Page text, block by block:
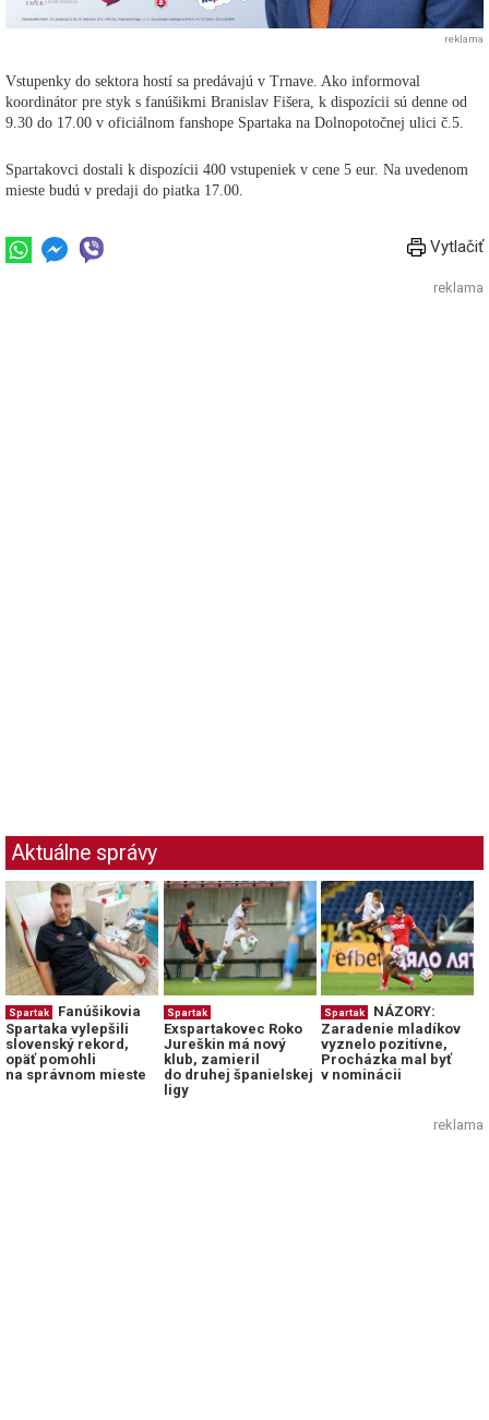
reklama
Vstupenky do sektora hostí sa predávajú v Trnave. Ako informoval
koordinátor pre styk s fanúšikmi Branislav Fišera, k dispozícii sú denne od
9.30 do 17.00 v oficiálnom fanshope Spartaka na Dolnopotočnej ulici č.5.
Spartakovci dostali k dispozícii 400 vstupeniek v cene 5 eur. Na uvedenom
mieste budú v predaji do piatka 17.00.
Vytlačiť
reklama
Aktuálne správy
Spartak
Fanúšikovia
Spartaka vylepšili
slovenský rekord,
opäť pomohli
na správnom mieste
Spartak
Exspartakovec Roko
Jureškin má nový
klub, zamieril
do druhej španielskej
ligy
Spartak
NÁZORY:
Zaradenie mladíkov
vyznelo pozitívne,
Procházka mal byť
v nominácii
reklama